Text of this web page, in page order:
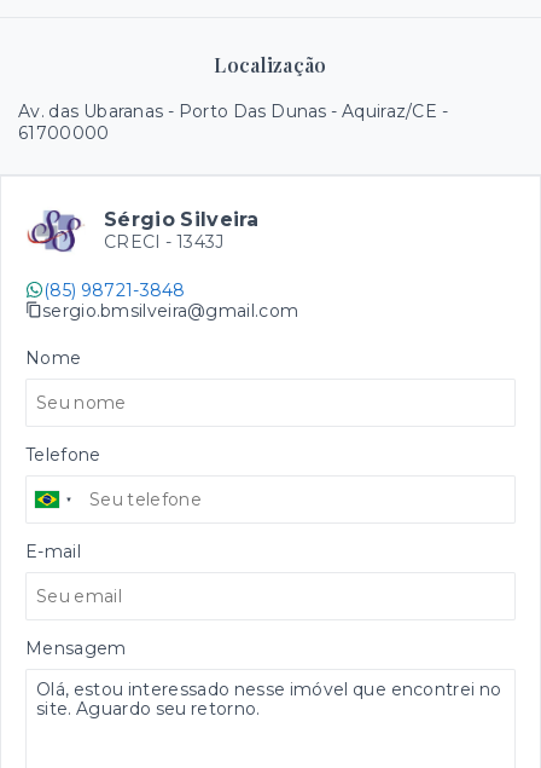
Localização
Av. das Ubaranas - Porto Das Dunas - Aquiraz/CE -
61700000
Sérgio Silveira
CRECI - 1343J
(85) 98721-3848
sergio.bmsilveira@gmail.com
Nome
Telefone
E-mail
Mensagem